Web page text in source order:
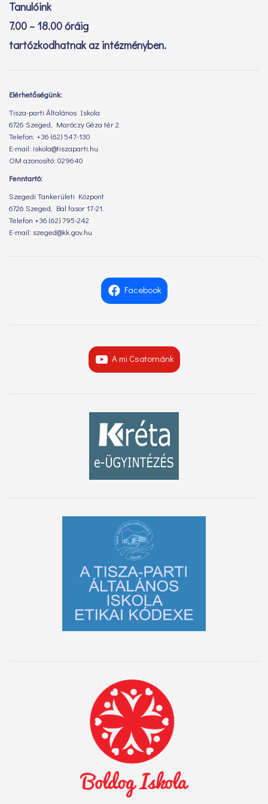
Tanulóink
7.00 – 18.00 óráig
tartózkodhatnak az intézményben.
Elérhetőségünk:
Tisza-parti Általános Iskola
6726 Szeged, Maróczy Géza tér 2.
Telefon: +36 (62) 547-130
E-mail: iskola@tiszaparti.hu
OM azonosító: 029640
Fenntartó:
Szegedi Tankerületi Központ
6726 Szeged, Bal fasor 17-21.
Telefon +36 (62) 795-242
E-mail: szeged@kk.gov.hu
Facebook
A mi Csatornánk